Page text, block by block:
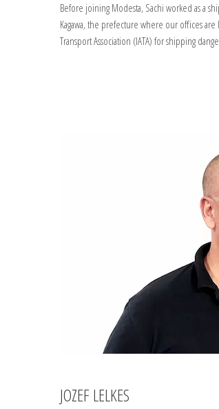
Before joining Modesta, Sachi worked as a
Kagawa, the prefecture where our offices
Transport Association (IATA) for shipping
JOZEF LELKES